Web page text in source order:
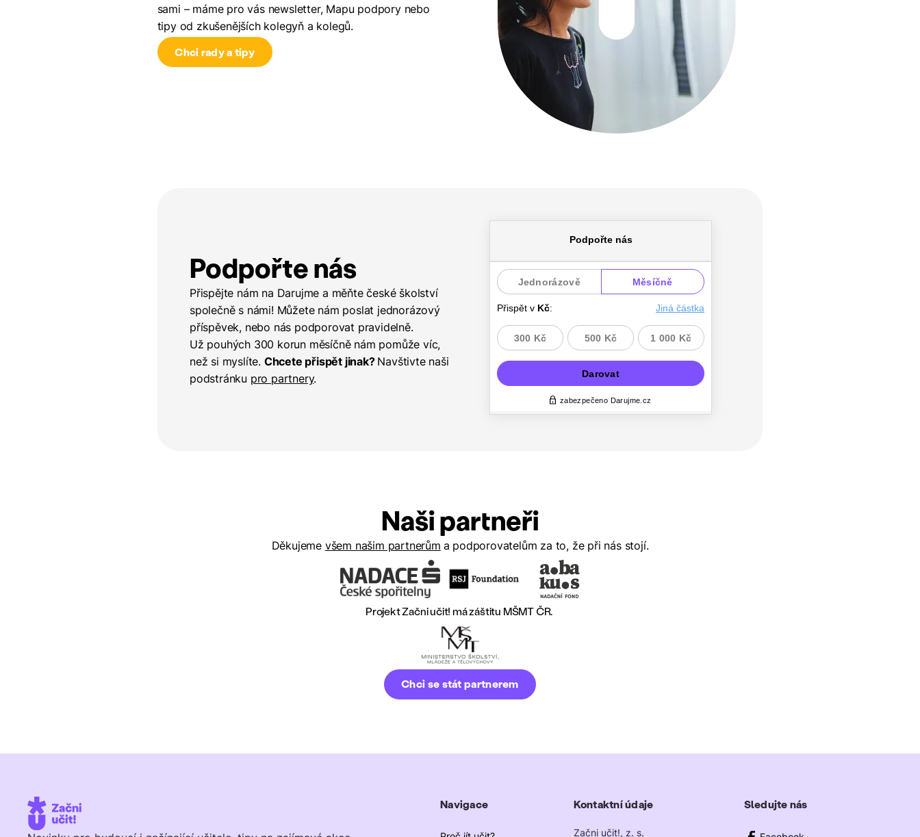
sami – máme pro vás newsletter, Mapu podpory nebo
tipy od zkušenějších kolegyň a kolegů.
Chci rady a tipy
Podpořte nás
Přispějte nám na Darujme a měňte české školství
společně s námi! Můžete nám poslat jednorázový
příspěvek, nebo nás podporovat pravidelně.
Už pouhých 300 korun měsíčně nám pomůže víc,
než si myslíte. Chcete přispět jinak? Navštivte naši
podstránku pro partnery.
Naši partneři
Děkujeme všem našim partnerům a podporovatelům za to, že při nás stojí.
Projekt Začni učit! má záštitu MŠMT ČR.
Chci se stát partnerem
Navigace Kontaktní údaje
Začni učit!, z. s.
Sledujte nás